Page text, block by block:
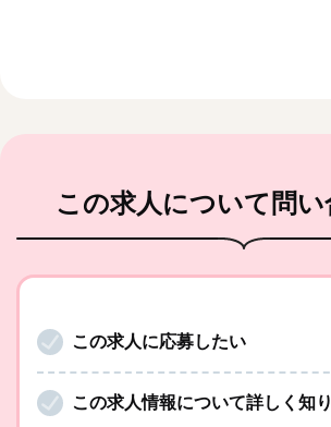
この求人について問い
この求人に応募したい
この求人情報について詳しく知